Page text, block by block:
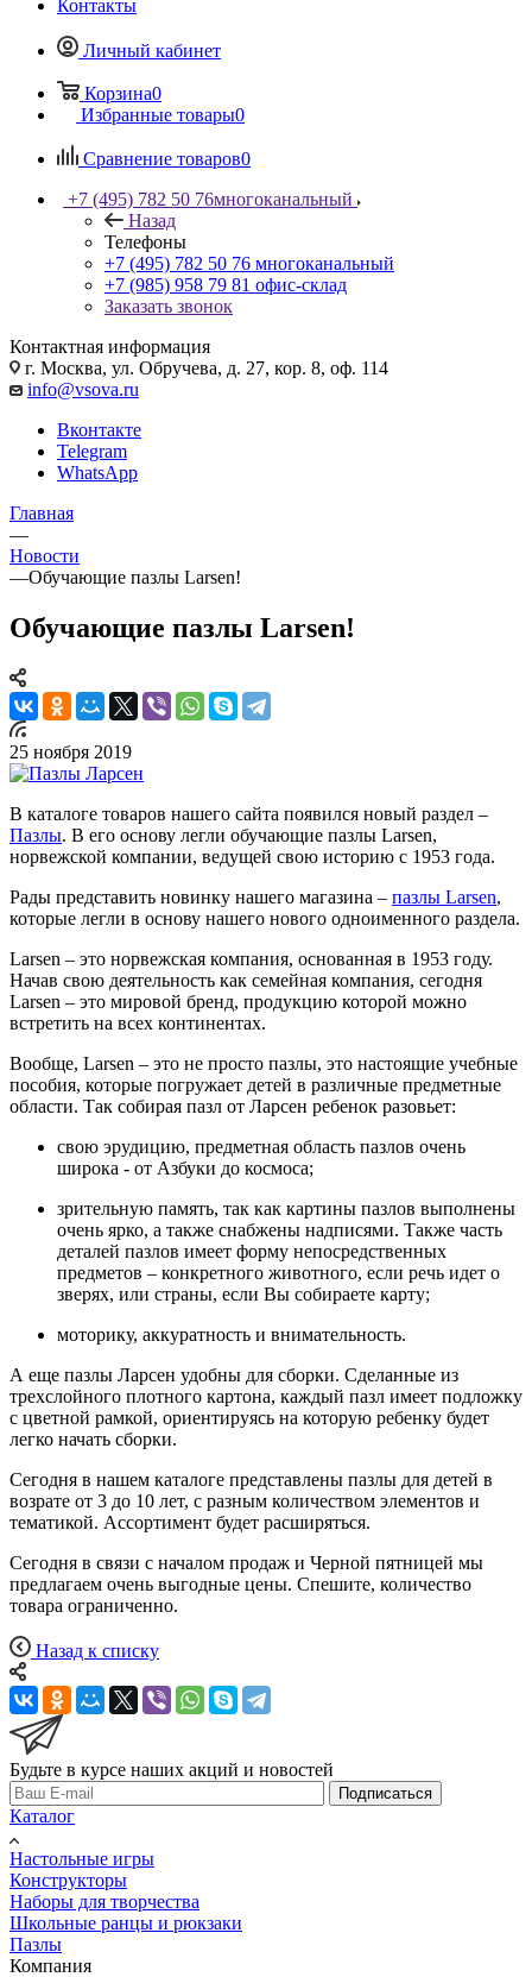
Контакты
Личный кабинет
Корзина0
Избранные товары0
Сравнение товаров0
+7 (495) 782 50 76многоканальный
Назад
Телефоны
+7 (495) 782 50 76 многоканальный
+7 (985) 958 79 81 офис-склад
Заказать звонок
Контактная информация
г. Москва, ул. Обручева, д. 27, кор. 8, оф. 114
info@vsova.ru
Вконтакте
Telegram
WhatsApp
Главная
—
Новости
—Обучающие пазлы Larsen!
Обучающие пазлы Larsen!
25 ноября 2019
В каталоге товаров нашего сайта появился новый раздел –
Пазлы. В его основу легли обучающие пазлы Larsen,
норвежской компании, ведущей свою историю с 1953 года.
Рады представить новинку нашего магазина – пазлы Larsen,
которые легли в основу нашего нового одноименного раздела.
Larsen – это норвежская компания, основанная в 1953 году.
Начав свою деятельность как семейная компания, сегодня
Larsen – это мировой бренд, продукцию которой можно
встретить на всех континентах.
Вообще, Larsen – это не просто пазлы, это настоящие учебные
пособия, которые погружает детей в различные предметные
области. Так собирая пазл от Ларсен ребенок разовьет:
свою эрудицию, предметная область пазлов очень
широка - от Азбуки до космоса;
зрительную память, так как картины пазлов выполнены
очень ярко, а также снабжены надписями. Также часть
деталей пазлов имеет форму непосредственных
предметов – конкретного животного, если речь идет о
зверях, или страны, если Вы собираете карту;
моторику, аккуратность и внимательность.
А еще пазлы Ларсен удобны для сборки. Сделанные из
трехслойного плотного картона, каждый пазл имеет подложку
с цветной рамкой, ориентируясь на которую ребенку будет
легко начать сборки.
Сегодня в нашем каталоге представлены пазлы для детей в
возрате от 3 до 10 лет, с разным количеством элементов и
тематикой. Ассортимент будет расширяться.
Сегодня в связи с началом продаж и Черной пятницей мы
предлагаем очень выгодные цены. Спешите, количество
товара ограниченно.
Назад к списку
Будьте в курсе наших акций и новостей
Подписаться
Каталог
Настольные игры
Конструкторы
Наборы для творчества
Школьные ранцы и рюкзаки
Пазлы
Компания